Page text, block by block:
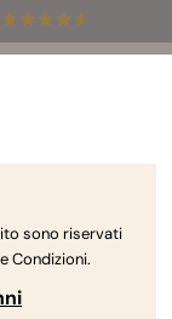
per i
sono riservati
Condizioni.